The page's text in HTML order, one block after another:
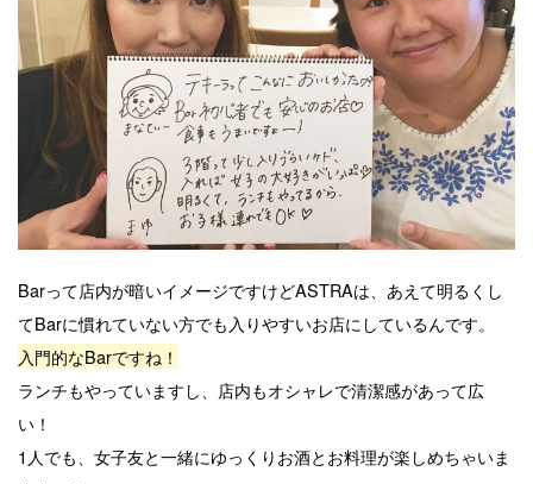
Barって店内が暗いイメージですけどASTRAは、あえて明るくし
てBarに慣れていない方でも入りやすいお店にしているんです。
入門的なBarですね！
ランチもやっていますし、店内もオシャレで清潔感があって広
い！
1人でも、女子友と一緒にゆっくりお酒とお料理が楽しめちゃいま